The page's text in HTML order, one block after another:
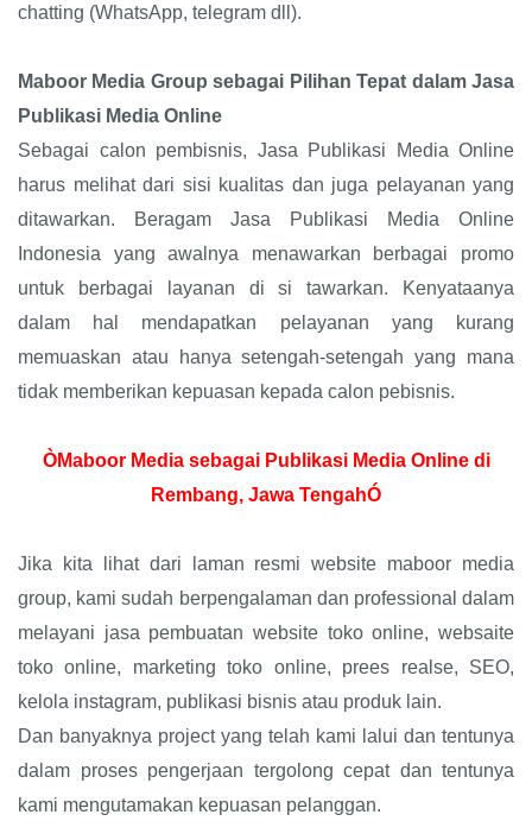
chatting (WhatsApp, telegram dll).
Maboor Media Group sebagai Pilihan Tepat dalam Jasa
Publikasi Media Online
Sebagai calon pembisnis, Jasa Publikasi Media Online
harus melihat dari sisi kualitas dan juga pelayanan yang
ditawarkan. Beragam Jasa Publikasi Media Online
Indonesia yang awalnya menawarkan berbagai promo
untuk berbagai layanan di si tawarkan. Kenyataanya
dalam hal mendapatkan pelayanan yang kurang
memuaskan atau hanya setengah-setengah yang mana
tidak memberikan kepuasan kepada calon pebisnis.
ÒMaboor Media sebagai Publikasi Media Online di
Rembang, Jawa TengahÓ
Jika kita lihat dari laman resmi website maboor media
group, kami sudah berpengalaman dan professional dalam
melayani jasa pembuatan website toko online, websaite
toko online, marketing toko online, prees realse, SEO,
kelola instagram, publikasi bisnis atau produk lain.
Dan banyaknya project yang telah kami lalui dan tentunya
dalam proses pengerjaan tergolong cepat dan tentunya
kami mengutamakan kepuasan pelanggan.